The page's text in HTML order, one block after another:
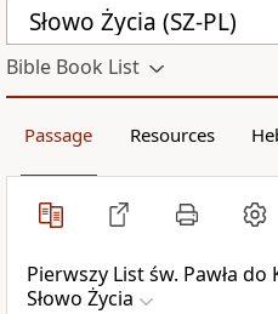
Słowo Życia (SZ-PL)
Bible Book List
Passage Resources
Pierwszy List św. Pawła
Słowo Życia